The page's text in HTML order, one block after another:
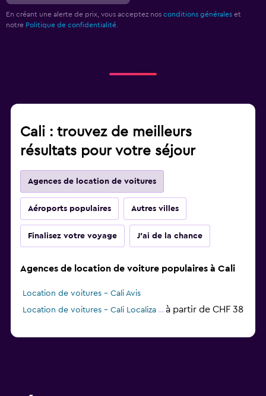
En créant une alerte de prix, vous acceptez nos conditions générales et
notre Politique de confidentialité.
Cali : trouvez de meilleurs
résultats pour votre séjour
Agences de location de voitures
Aéroports populaires Autres villes
Finalisez votre voyage J'ai de la chance
Agences de location de voiture populaires à Cali
Location de voitures - Cali Avis
Location de voitures - Cali Localiza
à partir de CHF 38